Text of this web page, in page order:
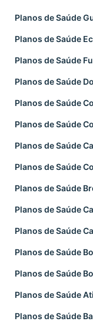
Planos de Saúde
Planos de Saúde
Planos de Saúde
Planos de Saúde
Planos de Saúde
Planos de Saúde
Planos de Saúde
Planos de Saúde
Planos de Saúde
Planos de Saúde
Planos de Saúde
Planos de Saúde
Planos de Saúde
Planos de Saúde
Planos de Saúde